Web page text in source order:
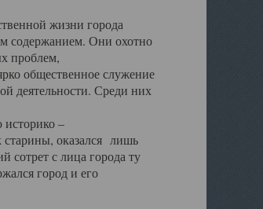
жизни города
содержанием. Они охотно
проблем,
общественное служение
деятельности. Среди них
–
старины, оказался лишь
сотрет с лица города ту
город и его